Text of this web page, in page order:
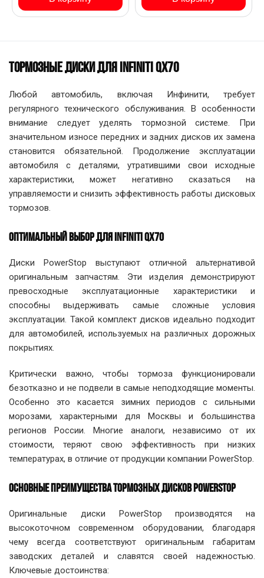
ТОРМОЗНЫЕ ДИСКИ ДЛЯ INFINITI QX70
Любой автомобиль, включая Инфинити, требует
регулярного технического обслуживания. В особенности
внимание следует уделять тормозной системе. При
значительном износе передних и задних дисков их замена
становится обязательной. Продолжение эксплуатации
автомобиля с деталями, утратившими свои исходные
характеристики, может негативно сказаться на
управляемости и снизить эффективность работы дисковых
тормозов.
ОПТИМАЛЬНЫЙ ВЫБОР ДЛЯ INFINITI QX70
Диски PowerStop выступают отличной альтернативой
оригинальным запчастям. Эти изделия демонстрируют
превосходные эксплуатационные характеристики и
способны выдерживать самые сложные условия
эксплуатации. Такой комплект дисков идеально подходит
для автомобилей, используемых на различных дорожных
покрытиях.
Критически важно, чтобы тормоза функционировали
безотказно и не подвели в самые неподходящие моменты.
Особенно это касается зимних периодов с сильными
морозами, характерными для Москвы и большинства
регионов России. Многие аналоги, независимо от их
стоимости, теряют свою эффективность при низких
температурах, в отличие от продукции компании PowerStop.
ОСНОВНЫЕ ПРЕИМУЩЕСТВА ТОРМОЗНЫХ ДИСКОВ POWERSTOP
Оригинальные диски PowerStop производятся на
высокоточном современном оборудовании, благодаря
чему всегда соответствуют оригинальным габаритам
заводских деталей и славятся своей надежностью.
Ключевые достоинства: